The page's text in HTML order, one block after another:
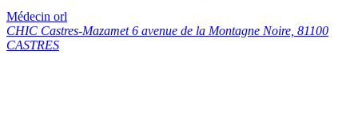
Médecin orl
CHIC Castres-Mazamet 6 avenue de la Montagne Noire, 81100
CASTRES